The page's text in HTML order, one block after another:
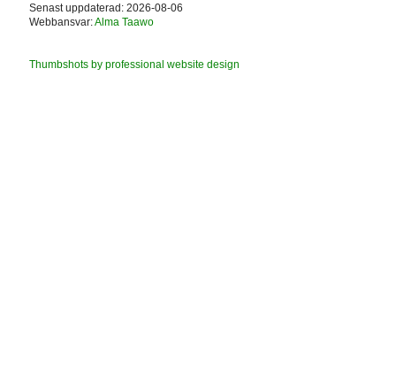
Senast uppdaterad: 2026-08-06
Webbansvar:Alma Taawo
Thumbshots by professional website design